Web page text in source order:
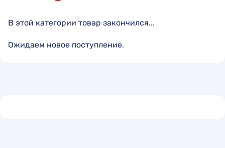
В этой категории товар закончился...
Ожидаем новое поступление.